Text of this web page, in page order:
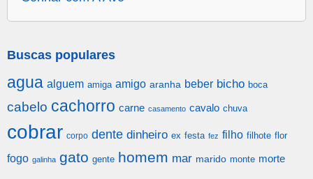
Buscas populares
agua alguem amiga amigo aranha beber bicho boca
cabelo cachorro carne casamento cavalo chuva
cobrar corpo dente dinheiro ex festa fez filho filhote flor
fogo galinha gato gente homem mar marido monte morte